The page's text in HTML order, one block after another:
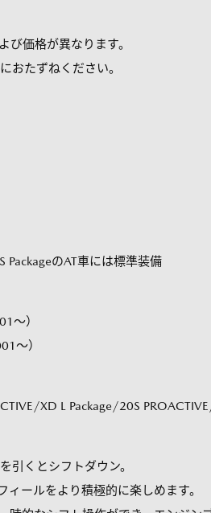
価格が異なります。
おたずねください。
PackageのAT車には標準装備
～）
～）
XD L Package/20S
引くとシフトダウン。
ィールをより積極的に楽しめます。